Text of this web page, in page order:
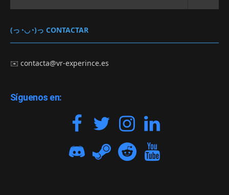
(っ◔◡◔)っ CONTACTAR
✉️contacta@vr-experince.es
Síguenos en: